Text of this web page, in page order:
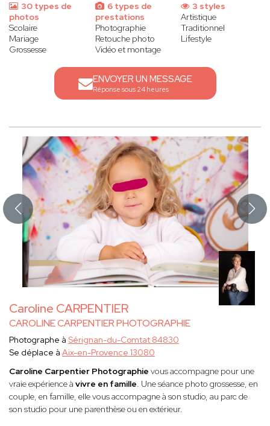
30 types de
photos
Scolaire
Mariage
Grossesse
6 types de
prestations
Photographie
Retouche photo
Vidéo et montage
3 styles
Artistique
Traditionnel
Lifestyle
ENVOYER UN MESSAGE
Réponse sous 24 heures
Caroline CARPENTIER
CAROLINE CARPENTIER PHOTOGRAPHIE
Photographe à Sérignan-du-Comtat 84830
Se déplace à Aix-en-Provence 13080
Caroline Carpentier Photographie vous accompagne pour une
vraie expérience à vivre en famille. Une séance photo grossesse, en
couple, en famille, elle vous accompagne à son studio, au parc de
son studio pour une parenthèse ou en extérieur.